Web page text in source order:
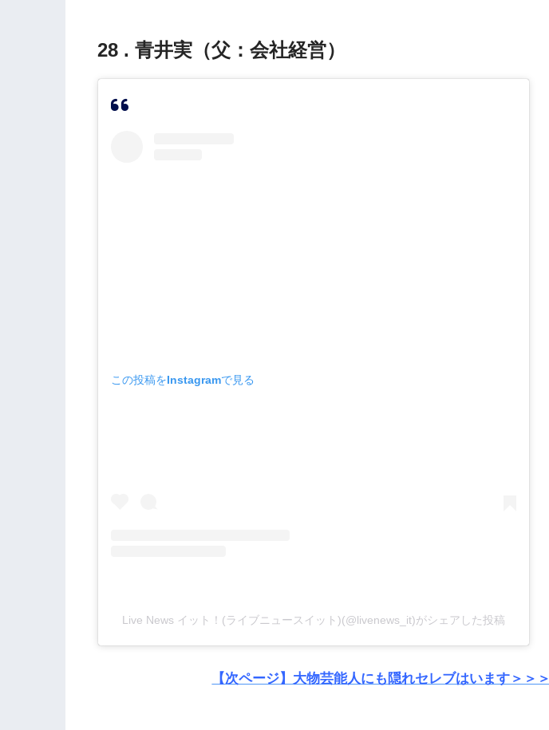
28 . 青井実（父：会社経営）
この投稿をInstagramで見る
Live News イット！(ライブニュースイット)(@livenews_it)がシェアした投稿
【次ページ】大物芸能人にも隠れセレブはいます＞＞＞